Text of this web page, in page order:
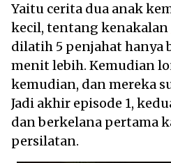
Yaitu cerita dua anak
kecil, tentang kenakalan
dilatih 5 penjahat hanya
menit lebih. Kemudian
kemudian, dan mereka
Jadi akhir episode 1,
dan berkelana pertama
persilatan.